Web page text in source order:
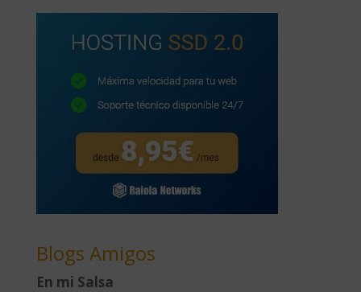
Blogs Amigos
En mi Salsa